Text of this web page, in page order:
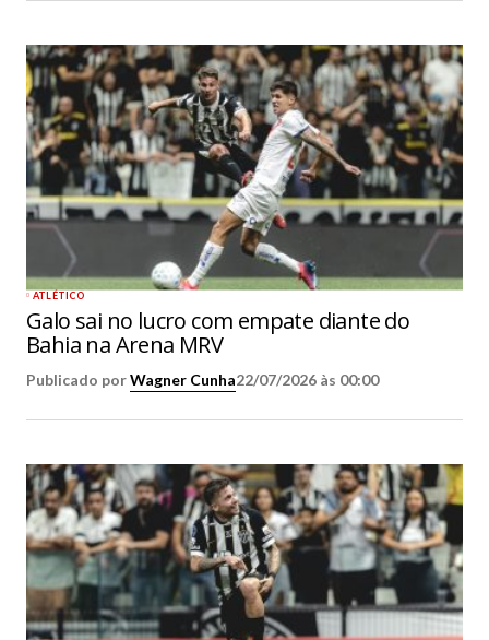
ATLÉTICO
Galo sai no lucro com empate diante do
Bahia na Arena MRV
Publicado porWagner Cunha22/07/2026 às 00:00